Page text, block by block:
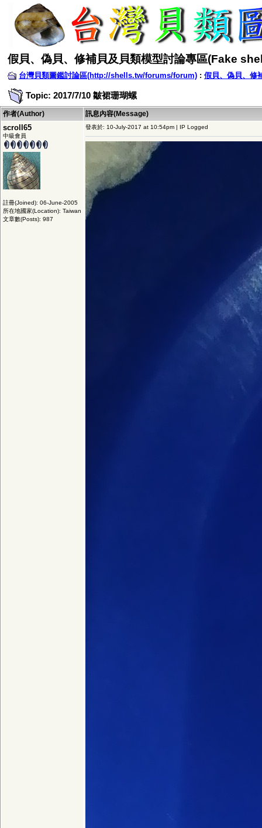
假貝、偽貝、修補貝及貝類模型討論專區(Fake
台灣貝類圖鑑討論區(http://shells.tw/forums/forum) : 假貝、偽貝、修
Topic: 2017/7/10 皺裙珊瑚螺
作者(Author) 訊息內容(Message)
scroll65
中級會員
註冊(Joined): 06-June-2005
所在地國家(Location): Taiwan
文章數(Posts): 987
發表於: 10-July-2017 at 10:54pm | IP Logged